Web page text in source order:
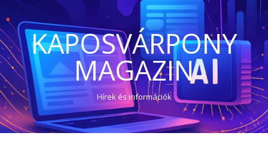
KAPOSVÁRPONY
MAGAZIN
Hírek és információk